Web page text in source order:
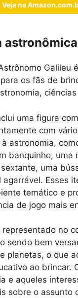
Veja na
astronômica
Galileu
os fãs de
uma figura
com
astronomia,
banquinho, uma
uma
agarrável. Esses
temático e
de jogo mais
representado no
sendo bem
planetas, o que
ao brincar.
e aqueles
sobre o assunto